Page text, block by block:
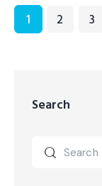
1 2 3
Search